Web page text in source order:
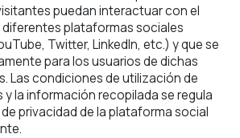
puedan interactuar con el
plataformas sociales
Twitter, LinkedIn, etc.) y que se
para los usuarios de dichas
Las condiciones de utilización de
la información recopilada se regula
privacidad de la plataforma social